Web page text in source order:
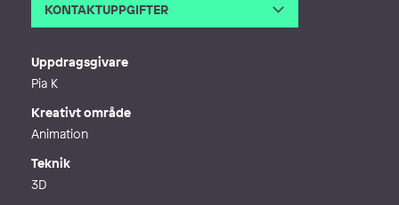
KONTAKTUPPGIFTER
Webb http://www.rithuset.se
Uppdragsgivare
Pia K
Kreativt område
Animation
Teknik
3D